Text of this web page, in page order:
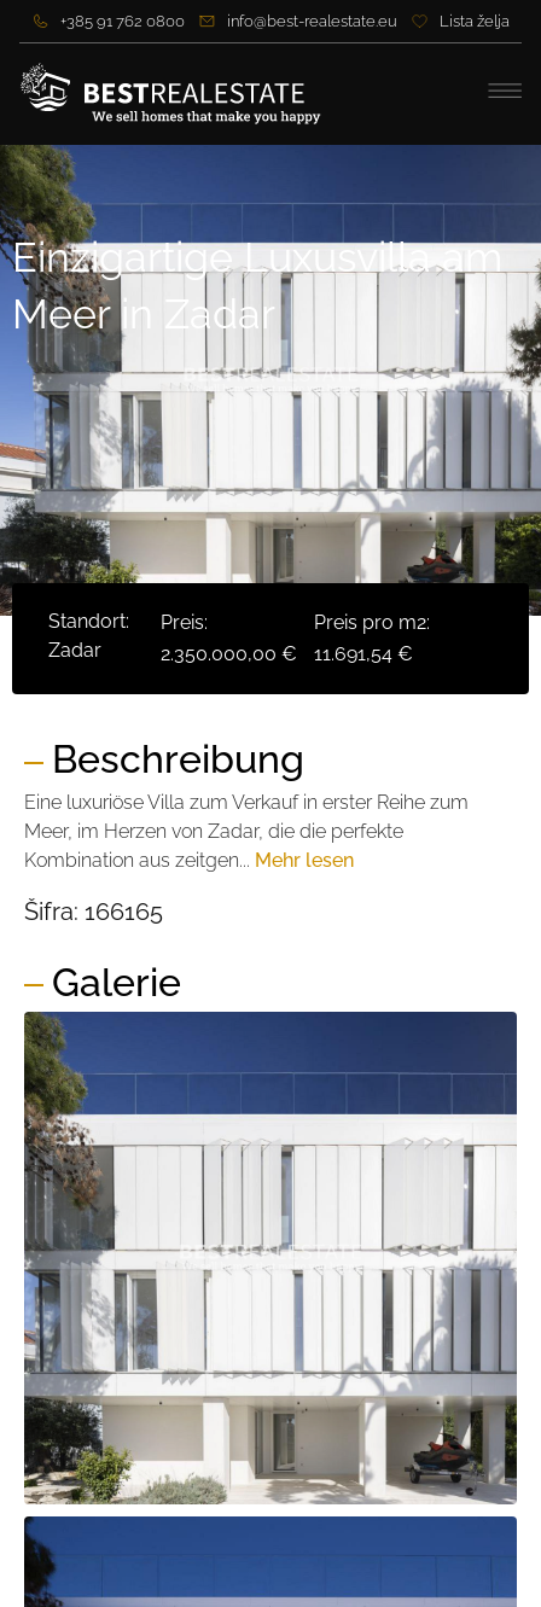
+385 91 762 0800 info@best-realestate.eu Lista želja
Einzigartige Luxusvilla am
Meer in Zadar
Standort:
Zadar
Preis:
2.350.000,00 €
Preis pro m2:
11.691,54 €
Beschreibung
Eine luxuriöse Villa zum Verkauf in erster Reihe zum
Meer, im Herzen von Zadar, die die perfekte
Kombination aus zeitgen... Mehr lesen
Šifra: 166165
Galerie